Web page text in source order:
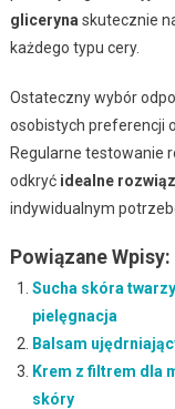
gliceryna skutecznie
każdego typu cery.
Ostateczny wybór
osobistych preferencji
Regularne testowanie
odkryć idealne
indywidualnym
Powiązane Wpisy:
Sucha skóra
pielęgnacja
Balsam
Krem z filtrem dla
skóry